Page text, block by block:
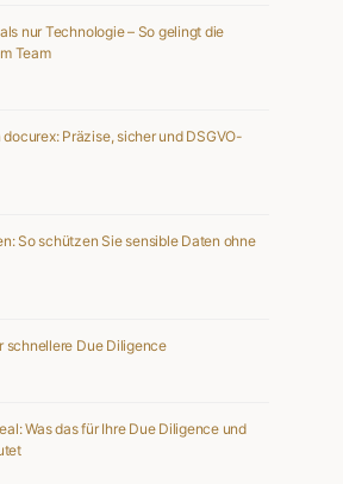
nur Technologie – So gelingt die
Team
Präzise, sicher und DSGVO-
So schützen Sie sensible Daten ohne
schnellere Due Diligence
Was das für Ihre Due Diligence und